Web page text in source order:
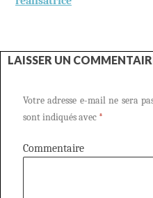
LAISSER UN
Votre adresse e-mail ne sera
sont indiqués avec *
Commentaire